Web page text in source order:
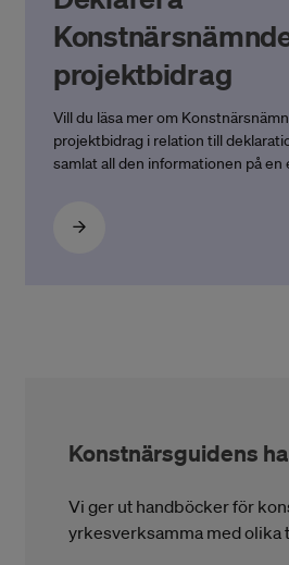
projektbidrag
Vill du läsa mer om
projektbidrag i relation till
samlat all den informationen på en
Konstnärsguidens
Vi ger ut handböcker för
yrkesverksamma med olika